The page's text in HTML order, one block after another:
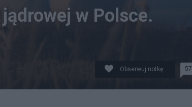
w Polsce.
Obserwuj notkę 57